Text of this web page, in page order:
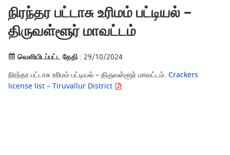
நிரந்தர பட்டாசு உரிமம் பட்டியல் –
திருவள்ளூர் மாவட்டம்
வெளியிடப்பட்ட தேதி: 29/10/2024
நிரந்தர பட்டாசு உரிமம் பட்டியல் – திருவள்ளூர் மாவட்டம். Crackers
license list – Tiruvallur District